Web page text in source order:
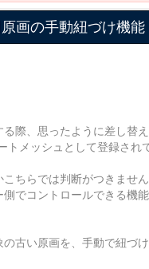
画の手動紐づけ機能
際、思ったように差し替
トメッシュとして登録され
ちらでは判断がつきません
でコントロールできる機能
古い原画を、手動で紐づ